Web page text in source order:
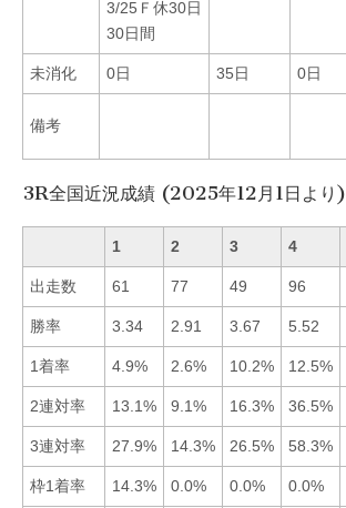
3/25Ｆ休30日
30日間
未消化 0日 35日 0日
備考
3R全国近況成績 (2025年12月1日より)
1 2 3 4
出走数 61 77 49 96
勝率 3.34 2.91 3.67 5.52
1着率 4.9% 2.6% 10.2% 12.5%
2連対率 13.1% 9.1% 16.3% 36.5%
3連対率 27.9% 14.3% 26.5% 58.3%
枠1着率 14.3% 0.0% 0.0% 0.0%